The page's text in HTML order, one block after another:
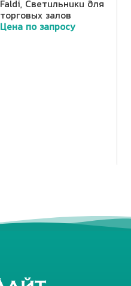
Faldi, Светильники для
торговых залов
Цена по запросу